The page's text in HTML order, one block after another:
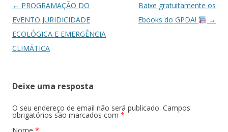
Navegação
de
posts
← PROGRAMAÇÃO DO
EVENTO JURIDICIDADE
ECOLÓGICA E EMERGÊNCIA
CLIMÁTICA
Baixe gratuitamente os
Ebooks do GPDA!
→
Deixe uma resposta
O seu endereço de email não será publicado. Campos
obrigatórios são marcados com *